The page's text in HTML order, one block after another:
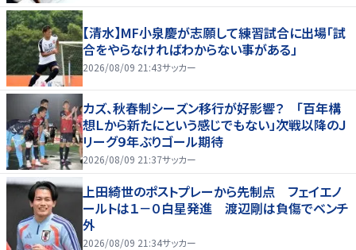
【清水】MF小泉慶が志願して練習試合に出場「試
合をやらなければわからない事がある」
2026/08/09 21:43サッカー
カズ、秋春制シーズン移行が好影響？ 「百年構
想Ｌから新たにという感じでもない」次戦以降のＪ
リーグ９年ぶりゴール期待
2026/08/09 21:37サッカー
上田綺世のポストプレーから先制点 フェイエノ
ールトは１－０白星発進 渡辺剛は負傷でベンチ
外
2026/08/09 21:34サッカー